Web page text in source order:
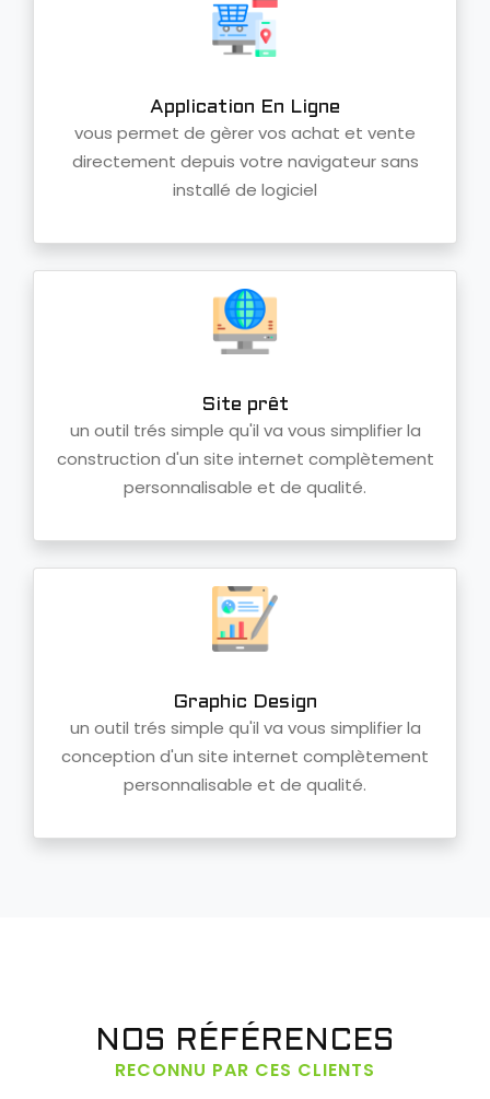
Application En Ligne
vous permet de gèrer vos achat et vente
directement depuis votre navigateur sans
installé de logiciel
Site prêt
un outil trés simple qu'il va vous simplifier la
construction d'un site internet complètement
personnalisable et de qualité.
Graphic Design
un outil trés simple qu'il va vous simplifier la
conception d'un site internet complètement
personnalisable et de qualité.
NOS RÉFÉRENCES
RECONNU PAR CES CLIENTS